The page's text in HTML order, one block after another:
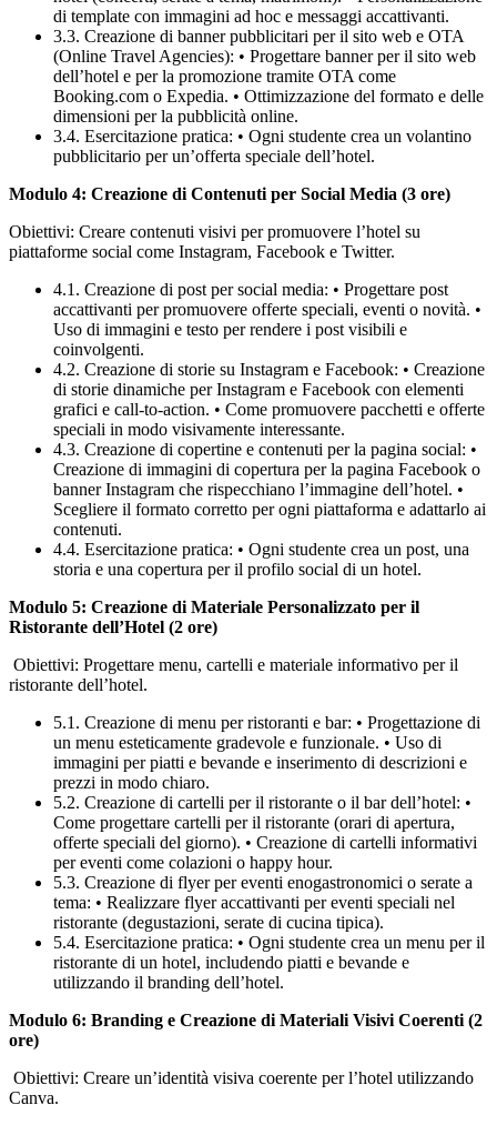
di template con immagini ad hoc e messaggi accattivanti.
3.3. Creazione di banner pubblicitari per il sito web e OTA
(Online Travel Agencies): • Progettare banner per il sito web
dell’hotel e per la promozione tramite OTA come
Booking.com o Expedia. • Ottimizzazione del formato e delle
dimensioni per la pubblicità online.
3.4. Esercitazione pratica: • Ogni studente crea un volantino
pubblicitario per un’offerta speciale dell’hotel.
Modulo 4: Creazione di Contenuti per Social Media (3 ore)
Obiettivi: Creare contenuti visivi per promuovere l’hotel su
piattaforme social come Instagram, Facebook e Twitter.
4.1. Creazione di post per social media: • Progettare post
accattivanti per promuovere offerte speciali, eventi o novità. •
Uso di immagini e testo per rendere i post visibili e
coinvolgenti.
4.2. Creazione di storie su Instagram e Facebook: • Creazione
di storie dinamiche per Instagram e Facebook con elementi
grafici e call-to-action. • Come promuovere pacchetti e offerte
speciali in modo visivamente interessante.
4.3. Creazione di copertine e contenuti per la pagina social: •
Creazione di immagini di copertura per la pagina Facebook o
banner Instagram che rispecchiano l’immagine dell’hotel. •
Scegliere il formato corretto per ogni piattaforma e adattarlo ai
contenuti.
4.4. Esercitazione pratica: • Ogni studente crea un post, una
storia e una copertura per il profilo social di un hotel.
Modulo 5: Creazione di Materiale Personalizzato per il
Ristorante dell’Hotel (2 ore)
Obiettivi: Progettare menu, cartelli e materiale informativo per il
ristorante dell’hotel.
5.1. Creazione di menu per ristoranti e bar: • Progettazione di
un menu esteticamente gradevole e funzionale. • Uso di
immagini per piatti e bevande e inserimento di descrizioni e
prezzi in modo chiaro.
5.2. Creazione di cartelli per il ristorante o il bar dell’hotel: •
Come progettare cartelli per il ristorante (orari di apertura,
offerte speciali del giorno). • Creazione di cartelli informativi
per eventi come colazioni o happy hour.
5.3. Creazione di flyer per eventi enogastronomici o serate a
tema: • Realizzare flyer accattivanti per eventi speciali nel
ristorante (degustazioni, serate di cucina tipica).
5.4. Esercitazione pratica: • Ogni studente crea un menu per il
ristorante di un hotel, includendo piatti e bevande e
utilizzando il branding dell’hotel.
Modulo 6: Branding e Creazione di Materiali Visivi Coerenti (2
ore)
Obiettivi: Creare un’identità visiva coerente per l’hotel utilizzando
Canva.